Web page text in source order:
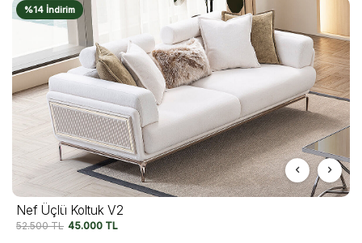
%14 İndirim
Nef Üçlü Koltuk V2
52.500TL 45.000 TL